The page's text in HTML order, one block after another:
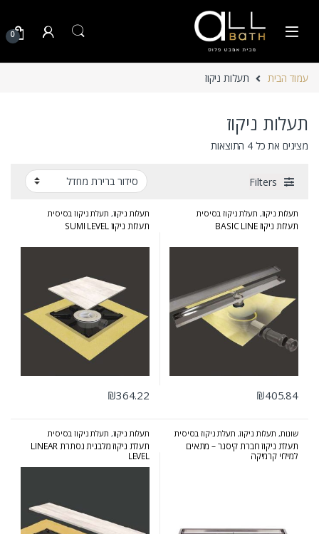
0
עמוד הבית תעלות ניקוז
תעלות ניקוז
מציגים את כל ⁦4⁩ התוצאות
Filters
תעלות ניקוז, תעלת ניקוז בסיסית
תעלות ניקוז BASIC LINE
₪405.84
תעלות ניקוז, תעלת ניקוז בסיסית
תעלות ניקוז SUMI LEVEL
₪364.22
שונות, תעלות ניקוז, תעלת ניקוז בסיסית
תעלת ניקוז חברת קיסנר – מתאים
למילוי קרמיקה
תעלות ניקוז, תעלת ניקוז בסיסית
תעלת ניקוז מלבנית נסתרת LINEAR
LEVEL